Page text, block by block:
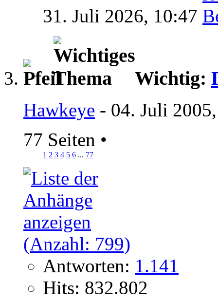
31. Juli 2026, 10:47
Wichtig:
Hawkeye - 04. Juli
77 Seiten •
1 2 3 4 5 6 ... 77
Antworten: 1.141
Hits: 832.802